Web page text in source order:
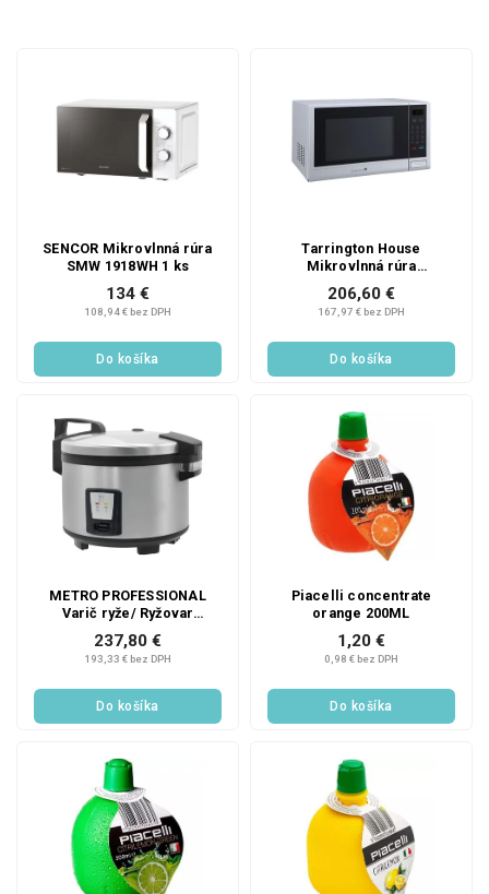
SENCOR Mikrovlnná rúra
SMW 1918WH 1 ks
108,94 € bez DPH
134 €
Do košíka
Tarrington House
Mikrovlnná rúra
MWD1134G 1 ks
167,97 € bez DPH
206,60 €
Do košíka
METRO PROFESSIONAL
Varič ryže/ Ryžovar
GRC1008 8 L 1 ks
193,33 € bez DPH
237,80 €
Do košíka
Piacelli concentrate
orange 200ML
0,98 € bez DPH
1,20 €
Do košíka